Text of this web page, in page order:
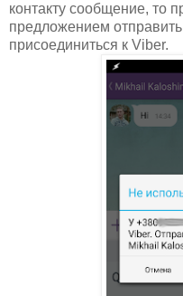
контакту сообщение, то
предложением
присоединиться к Viber.